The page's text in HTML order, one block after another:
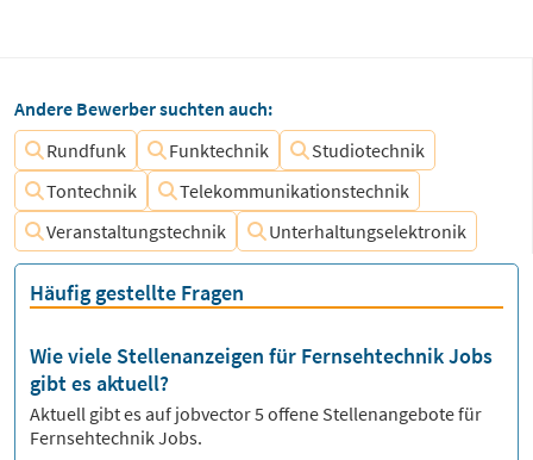
Andere Bewerber suchten auch:
Rundfunk
Funktechnik
Studiotechnik
Tontechnik
Telekommunikationstechnik
Veranstaltungstechnik
Unterhaltungselektronik
Häufig gestellte Fragen
Wie viele Stellenanzeigen für Fernsehtechnik Jobs
gibt es aktuell?
Aktuell gibt es auf jobvector5 offene Stellenangebote für
Fernsehtechnik Jobs.